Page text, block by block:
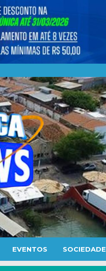
EVENTOS SOCIEDADE